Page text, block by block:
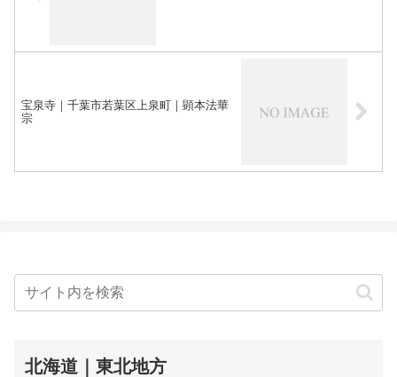
宝泉寺｜千葉市若葉区上泉町｜顕本法華
宗
北海道｜東北地方